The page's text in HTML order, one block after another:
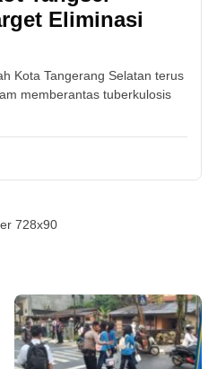
Eliminasi
Kota Tangerang Selatan terus
memberantas tuberkulosis